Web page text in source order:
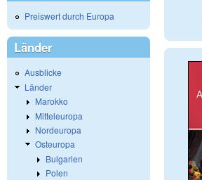
Preiswert durch Europa
Länder
Ausblicke
Länder
Marokko
Mitteleuropa
Nordeuropa
Osteuropa
Bulgarien
Polen